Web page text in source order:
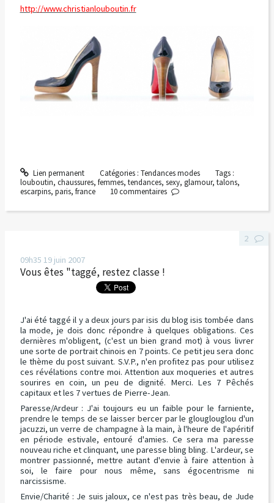
http://www.christianlouboutin.fr
Lien permanent Catégories : Tendances modes
Tags :
louboutin, chaussures, femmes, tendances, sexy, glamour, talons,
escarpins, paris, france 10commentaires
09h35 19 juin 2007
Vous êtes "taggé, restez classe !
J'ai été taggé il y a deux jours par isis du blog isis tombée dans
la mode, je dois donc répondre à quelques obligations. Ces
dernières m'obligent, (c'est un bien grand mot) à vous livrer
une sorte de portrait chinois en 7 points. Ce petit jeu sera donc
le thème du post suivant. S.V.P., n'en profitez pas pour utilisez
ces révélations contre moi. Attention aux moqueries et autres
sourires en coin, un peu de dignité. Merci. Les 7 Pêchés
capitaux et les 7 vertues de Pierre-Jean.
Paresse/Ardeur : J'ai toujours eu un faible pour le farniente,
prendre le temps de se laisser bercer par le glouglouglou d'un
jacuzzi, un verre de champagne à la main, à l'heure de l'apéritif
en période estivale, entouré d'amies. Ce sera ma paresse
nouveau riche et clinquant, une paresse bling bling. L'ardeur, se
montrer passionné, mettre autant d'envie à faire attention à
soi, le faire pour nous même, sans égocentrisme ni
narcissisme.
Envie/Charité : Je suis jaloux, ce n'est pas très beau, de Jude
2